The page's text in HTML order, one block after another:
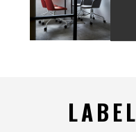
LABEL